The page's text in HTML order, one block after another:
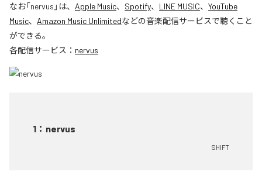
なお「nervus 」は、 Apple Music、 Spotify、 LINE MUSIC、 YouTube
Music、 Amazon Music Unlimitedなどの音楽配信サービスで聴くこと
ができる。
各配信サービス： nervus
1 ： nervus
SHIFT